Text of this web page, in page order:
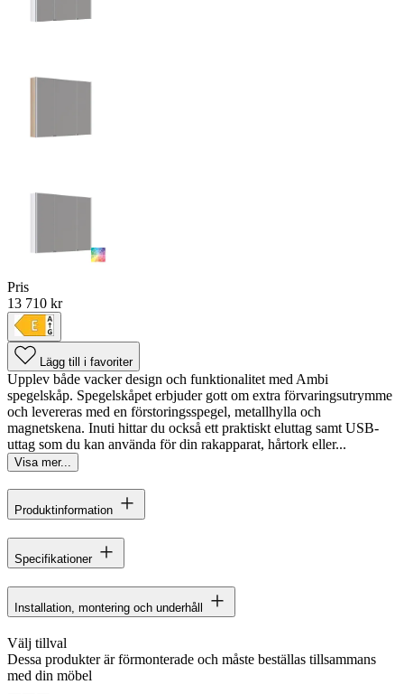
Pris
13 710 kr
Lägg till i favoriter
Upplev både vacker design och funktionalitet med Ambi
spegelskåp. Spegelskåpet erbjuder gott om extra förvaringsutrymme
och levereras med en förstoringsspegel, metallhylla och
magnetskena. Inuti hittar du också ett praktiskt eluttag samt USB-
uttag som du kan använda för din rakapparat, hårtork eller...
Visa mer...
Produktinformation
Specifikationer
Installation, montering och underhåll
Välj tillval
Dessa produkter är förmonterade och måste beställas tillsammans
med din möbel